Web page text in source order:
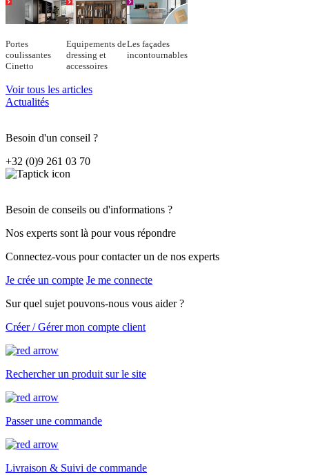
Portes
coulissantes
Cinetto
Equipements de
dressing et
accessoires
Les façades
incontournables
Voir tous les articles
Actualités
Besoin d'un conseil ?
+32 (0)9 261 03 70
Besoin de conseils ou d'informations ?
Nos experts sont là pour vous répondre
Connectez-vous pour contacter un de nos experts
Je crée un compte Je me connecte
Sur quel sujet pouvons-nous vous aider ?
Créer / Gérer mon compte client
Rechercher un produit sur le site
Passer une commande
Livraison & Suivi de commande